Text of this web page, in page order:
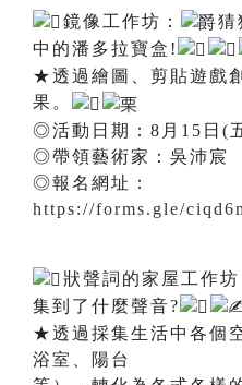
鏡像工作坊： 猜
中的潘多拉寶盒!
★透過繪圖、剪貼遊戲
果。
◎活動日期：8月15日(
◎帶領藝術家：吳沛宸
◎報名網址：
https://forms.gle/
狀聲詞的家屋工作坊
集到了什麼聲音?
★透過採集生活中各個
浴室、陽台